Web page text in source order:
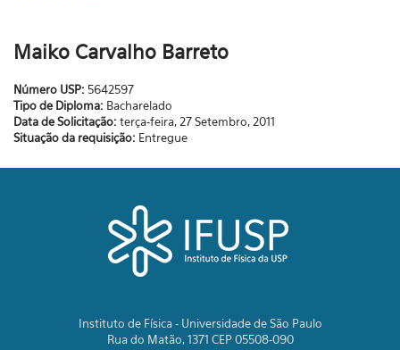
Maiko Carvalho Barreto
Número USP: 5642597
Tipo de Diploma: Bacharelado
Data de Solicitação: terça-feira, 27 Setembro, 2011
Situação da requisição: Entregue
Instituto de Física - Universidade de São Paulo
Rua do Matão, 1371 CEP 05508-090